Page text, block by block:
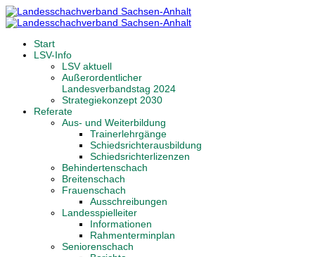
Start
LSV-Info
LSV aktuell
Außerordentlicher
Landesverbandstag 2024
Strategiekonzept 2030
Referate
Aus- und Weiterbildung
Trainerlehrgänge
Schiedsrichterausbildung
Schiedsrichterlizenzen
Behindertenschach
Breitenschach
Frauenschach
Ausschreibungen
Landesspielleiter
Informationen
Rahmenterminplan
Seniorenschach